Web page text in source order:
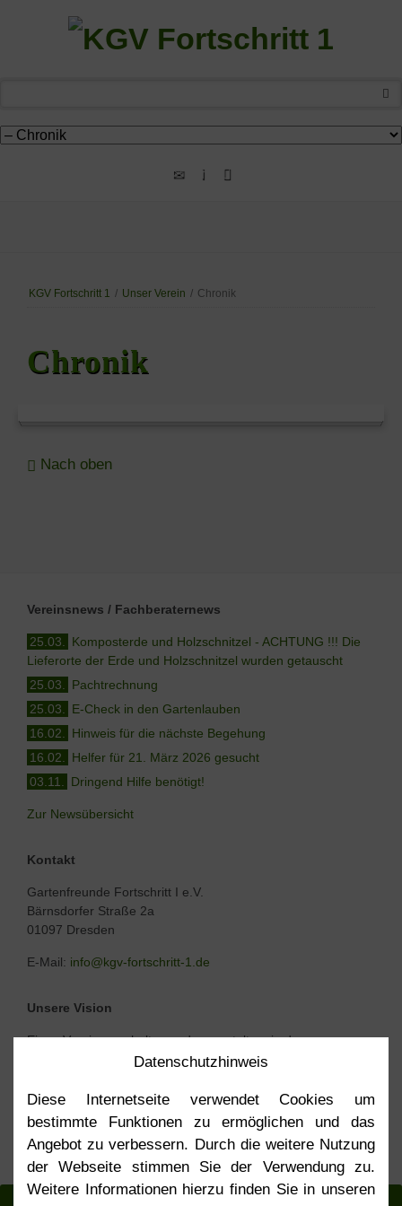
KGV Fortschritt 1 / Unser Verein / Chronik
Chronik
Nach oben
Vereinsnews / Fachberaternews
25.03.
Komposterde und Holzschnitzel - ACHTUNG !!! Die
Lieferorte der Erde und Holzschnitzel wurden getauscht
25.03.
Pachtrechnung
25.03.
E-Check in den Gartenlauben
16.02.
Hinweis für die nächste Begehung
16.02.
Helfer für 21. März 2026 gesucht
03.11.
Dringend Hilfe benötigt!
Zur Newsübersicht
Kontakt
Gartenfreunde Fortschritt I e.V.
Bärnsdorfer Straße 2a
01097 Dresden
E-Mail: info@kgv-fortschritt-1.de
Unsere Vision
Einen Verein zu erhalten und zu gestalten, in dem
gemeinsam, generationenübergreifend gegärtnert wird und
Gartenanbau, die Obst- und Gemüseverarbeitung, und den
Erhalt von Boden und Biodiversität vereint wird.
Mehr über unserenStrategieplan
Datenschutz­hinweis
Diese Internetseite verwendet Cookies um
bestimmte Funktionen zu ermöglichen und das
Angebot zu verbessern. Durch die weitere Nutzung
der Webseite stimmen Sie der Verwendung zu.
Weitere Informationen hierzu finden Sie in unseren